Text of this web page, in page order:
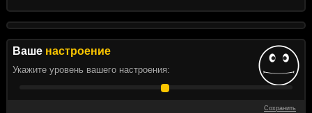
Ваше настроение
Укажите уровень вашего настроения:
Сохранить